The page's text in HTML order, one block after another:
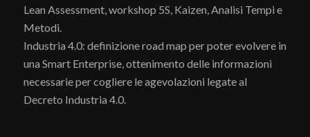
Lean Assessment, workshop 5S, Kaizen, Analisi Tempi e
Metodi.
Industria 4.0: definizione road map per poter evolvere in
una Smart Enterprise, ottenimento delle informazioni
necessarie per cogliere le agevolazioni legate al
Decreto Industria 4.0.